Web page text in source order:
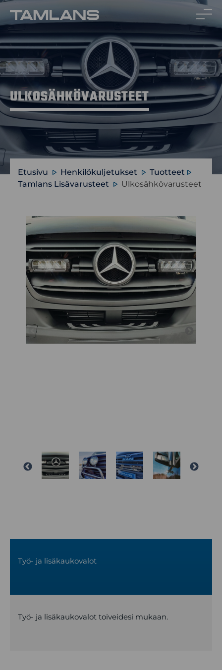
Siirry
sisältöön
ULKOSÄHKÖVARUSTEET
Etusivu Henkilökuljetukset
Tuotteet
Tamlans Lisävarusteet
Ulkosähkövarusteet
Työ- ja lisäkaukovalot
Työ- ja lisäkaukovalot toiveidesi mukaan.